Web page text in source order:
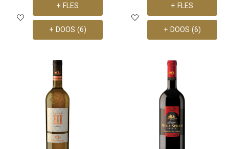
+ FLES
+ DOOS (6)
+ FLES
+ DOOS (6)